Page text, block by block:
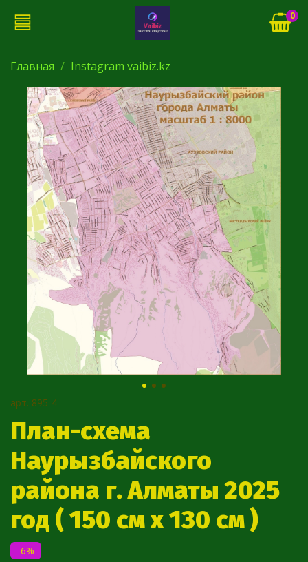
0
Главная Instagram vaibiz.kz
арт. 895-4
План-схема
Наурызбайского
района г. Алматы 2025
год ( 150 см х 130 см )
-6%